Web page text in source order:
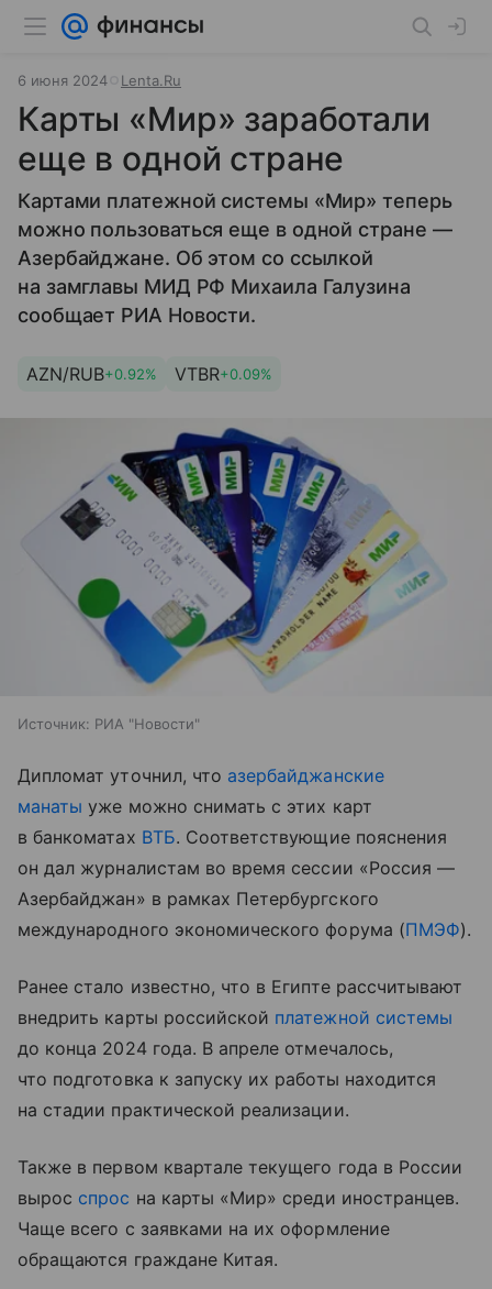
6 июня 2024 Lenta.Ru
Карты «Мир» заработали
еще в одной стране
Картами платежной системы «Мир» теперь
можно пользоваться еще в одной стране —
Азербайджане. Об этом со ссылкой
на замглавы МИД РФ Михаила Галузина
сообщает РИА Новости.
AZN/RUB+0.92% VTBR+0.09%
Источник: РИА "Новости"
Дипломат уточнил, что азербайджанские
манаты уже можно снимать с этих карт
в банкоматах ВТБ. Соответствующие пояснения
он дал журналистам во время сессии «Россия —
Азербайджан» в рамках Петербургского
международного экономического форума (ПМЭФ).
Ранее стало известно, что в Египте рассчитывают
внедрить карты российской платежной системы
до конца 2024 года. В апреле отмечалось,
что подготовка к запуску их работы находится
на стадии практической реализации.
Также в первом квартале текущего года в России
вырос спрос на карты «Мир» среди иностранцев.
Чаще всего с заявками на их оформление
обращаются граждане Китая.